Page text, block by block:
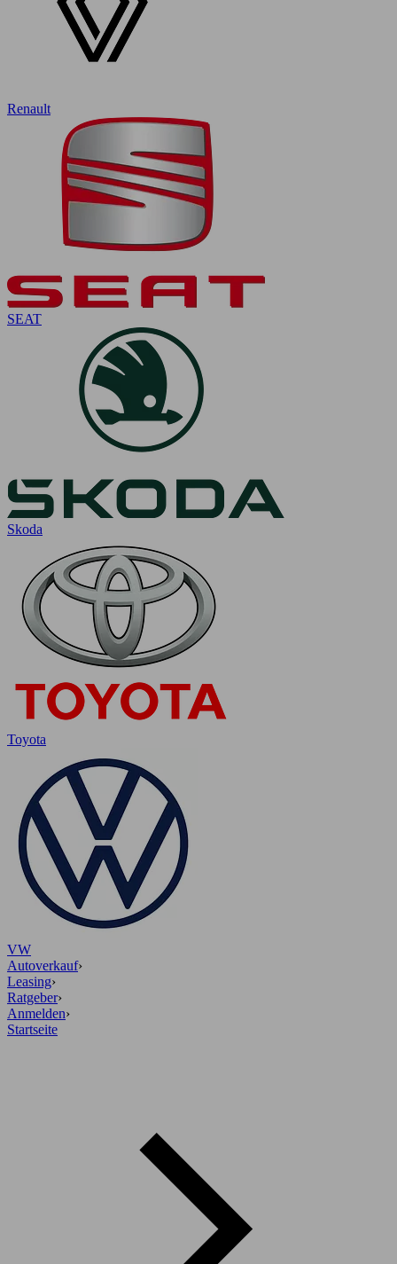
Renault
SEAT
Skoda
Toyota
VW
Autoverkauf›
Leasing›
Ratgeber›
Anmelden›
Startseite